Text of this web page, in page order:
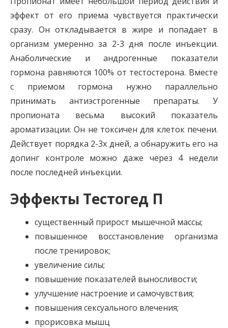
эффект от его приема чувствуется практически
сразу. Он откладывается в жире и попадает в
организм умеренно за 2-3 дня после инъекции.
Анаболические и андрогенные показатели
гормона равняются 100% от тестостерона. Вместе
с приемом гормона нужно параллельно
принимать антиэстрогенные препараты. У
пропионата весьма высокий показатель
ароматизации. Он не токсичен для клеток печени.
Действует порядка 2-3х дней, а обнаружить его на
допинг контроле можно даже через 4 недели
после последней инъекции.
Эффекты Тестогед П
существенный прирост мышечной массы;
повышенное восстановление организма
после тренировок;
увеличение силы;
повышение показателей выносливости;
улучшение настроение и самочувствия;
повышения сексуального влечения;
прорисовка мышц